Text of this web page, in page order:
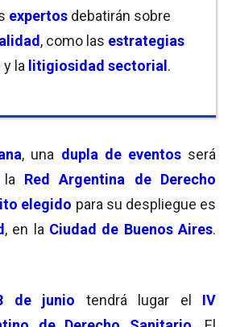
expertos debatirán sobre
, como las estrategias
y la litigiosidad sectorial .
, una dupla de eventos será
la Red Argentina de Derecho
elegido para su despliegue es
, en la Ciudad de Buenos Aires.
de junio tendrá lugar el IV